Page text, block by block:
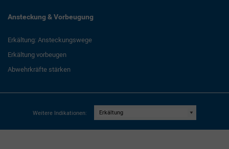
Ansteckung & Vorbeugung
Erkältung: Ansteckungswege
Erkältung vorbeugen
Abwehrkräfte stärken
Weitere Indikationen: